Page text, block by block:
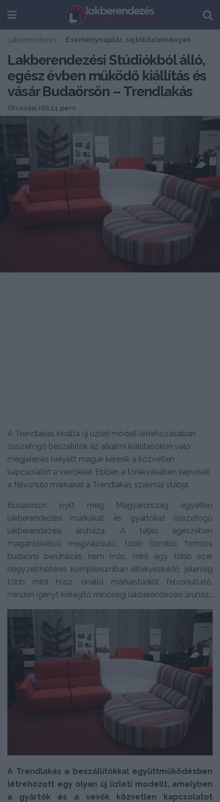
Lakberendezés Eseménynaptár, sajtóközlemények
Lakberendezési Stúdiókból álló,
egész évben működő kiállítás és
vásár Budaörsön – Trendlakás
Olvasási idő 11 perc
A Trendlakás kínálta új üzleti modell létrehozásában
összefogó beszállítók az alkalmi kiállításokon való
megjelenés helyett maguk keresik a közvetlen
kapcsolatot a vevőkkel. Ebben a törekvésében képviseli
a felvonuló márkákat a Trendlakás szakmai stábja.
Budaörsön nyílt meg Magyarország egyetlen
lakberendezési márkákat, és gyártókat összefogó
lakberendezési áruháza. A teljes egészében
magántőkéből megvalósuló, több tízmillió forintos
budaörsi beruházás nem más, mint egy több ezer
négyzetméteres komplexumban elhelyezkedő, jelenleg
több mint húsz önálló márkastúdiót felvonultató,
minden igényt kielégítő minőségi lakberendezési áruház…
A Trendlakás a beszállítókkal együttműködésben
létrehozott egy olyan új üzleti modellt, amelyben
a gyártók és a vevők közvetlen kapcsolatot